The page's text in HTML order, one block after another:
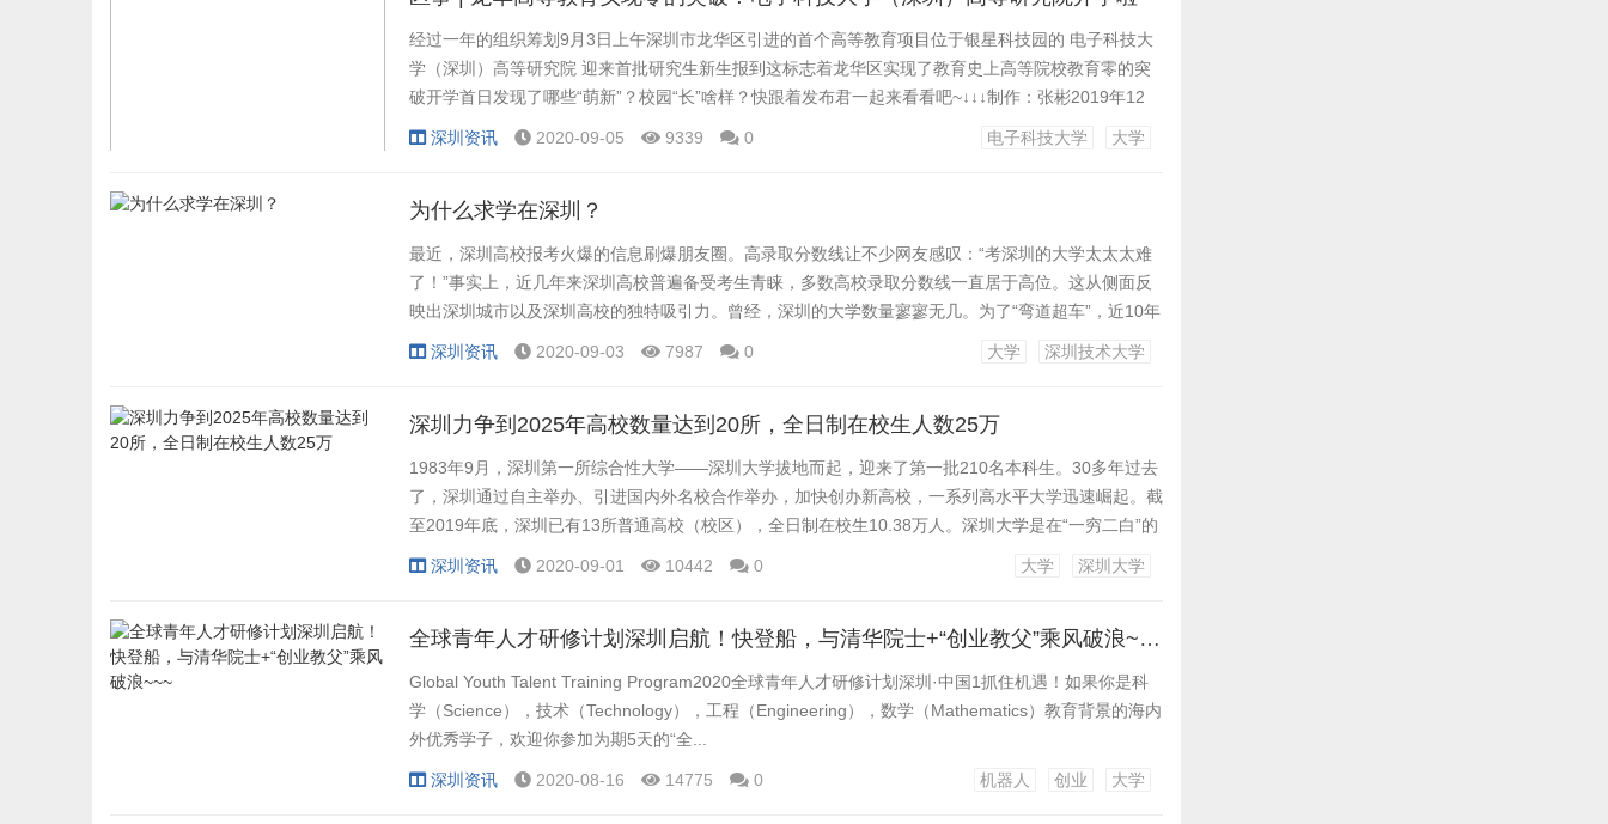
制作：
2019年12月18日，深 圳市人民政府
研究生新生主要攻读方向为电子信
息、人工智能、信息安全、集成电
经过一年的组织筹划9月3日上午深圳市龙华区引进的首个高等教育项目位于银星科技园的 电子科技大
学（深圳）高等研究院 迎来首批研究生新生报到这标志着龙华区实现了教育史上高等院校教育零的突
破开学首日发现了哪些“萌新”？校园“长”啥样？快跟着发布君一起来看看吧~↓↓↓制作：张彬2019年12
月...
深圳资讯 2020-09-05 9339 0 电子科技大学 大学
为什么求学在深圳？
最近，深圳高校报考火爆的信息刷爆朋友圈。高录取分数线让不少网友感叹：“考深圳的大学太太太难
了！”事实上，近几年来深圳高校普遍备受考生青睐，多数高校录取分数线一直居于高位。这从侧面反
映出深圳城市以及深圳高校的独特吸引力。曾经，深圳的大学数量寥寥无几。为了“弯道超车”，近10年
来，深圳通过独立建设、引进国内外...
深圳资讯 2020-09-03 7987 0 大学 深圳技术大学
深圳力争到2025年高校数量达到20所，全日制在校生人数25万
1983年9月，深圳第一所综合性大学——深圳大学拔地而起，迎来了第一批210名本科生。30多年过去
了，深圳通过自主举办、引进国内外名校合作举办，加快创办新高校，一系列高水平大学迅速崛起。截
至2019年底，深圳已有13所普通高校（校区），全日制在校生10.38万人。深圳大学是在“一穷二白”的
薄弱底子上建设起...
深圳资讯 2020-09-01 10442 0 大学 深圳大学
全球青年人才研修计划深圳启航！快登船，与清华院士+“创业教父”乘风破浪~~~
Global Youth Talent Training Program2020全球青年人才研修计划深圳·中国1抓住机遇！如果你是科
学（Science），技术（Technology），工程（Engineering），数学（Mathematics）教育背景的海内
外优秀学子，欢迎你参加为期5天的“全...
深圳资讯 2020-08-16 14775 0 机器人 创业 大学